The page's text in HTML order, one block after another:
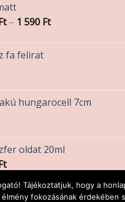
– 1 590 FtÁrtartomány:
060 Ft
fa felirat
hungarocell 7cm
oldat 20ml
Tájékoztatjuk, hogy a
fokozásának érdekében